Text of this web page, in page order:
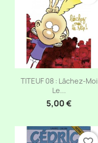
 Aperçu rapide
TITEUF 08 : Lâchez-Moi
Le...
5,00 €